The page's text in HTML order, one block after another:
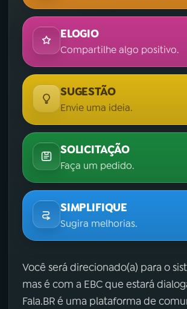
ELOGIO
Compartilhe algo positivo.
SUGESTÃO
Envie uma ideia.
SOLICITAÇÃO
Faça um pedido.
SIMPLIFIQUE
Sugira melhorias.
Você será direcionado(a) para o
mas é com a EBC que estará
Fala.BR é uma plataforma de